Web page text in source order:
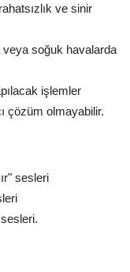
ve sinir
soğuk havalarda
işlemler
çözüm olmayabilir.
sesleri